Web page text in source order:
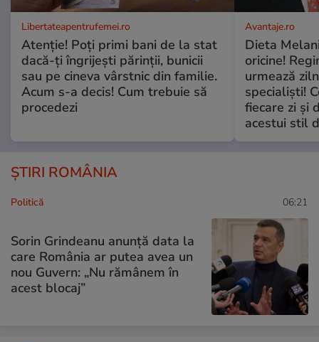
Libertateapentrufemei.ro
Atenție! Poți primi bani de la stat
dacă-ți îngrijești părinții, bunicii
sau pe cineva vârstnic din familie.
Acum s-a decis! Cum trebuie să
procedezi
Avantaje.ro
Dieta
oricine!
urmează
specialiști!
fiecare zi și
acestui stil
ȘTIRI ROMÂNIA
Politică 06:21
Sorin Grindeanu anunță data la
care România ar putea avea un
nou Guvern: „Nu rămânem în
acest blocaj”